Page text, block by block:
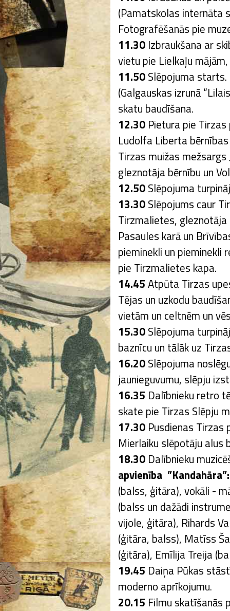
(Pamatskolas internāta
Fotografēšanās pie
11.30 Izbraukšana ar
vietu pie Lielkaļu
11.50Slēpojuma starts.
(Galgauskas izrunā
skatu baudīšana.
12.30 Pietura pie
Ludolfa Liberta
Tirzas muižas
gleznotāja bērnību un
12.50Slēpojuma
13.30Slēpojums caur
Tirzmalietes, gleznotāja
Pasaules karā un
pieminekli un pieminekli
pie Tirzmalietes kapa.
14.45Atpūta Tirzas
Tējas un uzkodu
vietām un celtnēm un
15.30Slēpojuma
baznīcu un tālāk uz
16.20Slēpojuma
jaunieguvumu, slēpju
16.35 Dalībnieku retro
skate pie Tirzas Slēpju
17.30 Pusdienas Tirzas
Mierlaiku slēpotāju alus
18.30 Dalībnieku
apvienība
(balss, ģitāra), vokāli -
(balss un dažādi
vijole, ģitāra), Rihards
(ģitāra, balss), Matīss
(ģitāra), Emīlija Treija
19.45 Daiņa Pūkas
moderno aprīkojumu.
20.15 Filmu skatīšanās